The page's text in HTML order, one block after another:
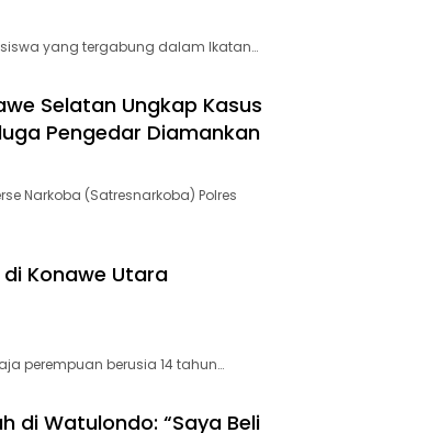
yang tergabung dalam Ikatan…
Selatan Ungkap Kasus
Pengedar Diamankan
Narkoba (Satresnarkoba) Polres
Konawe Utara
perempuan berusia 14 tahun…
di Watulondo: “Saya Beli